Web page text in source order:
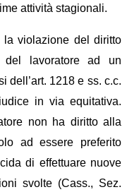
attività stagionali.
la violazione del diritto
lavoratore ad un
dell’art. 1218 e ss. c.c.
in via equitativa.
non ha diritto alla
ad essere preferito
di effettuare nuove
svolte (Cass., Sez.